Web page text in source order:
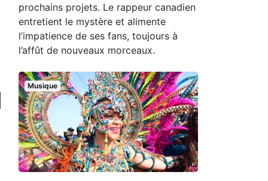
prochains projets. Le rappeur canadien
entretient le mystère et alimente
l’impatience de ses fans, toujours à
l’affût de nouveaux morceaux.
Musique